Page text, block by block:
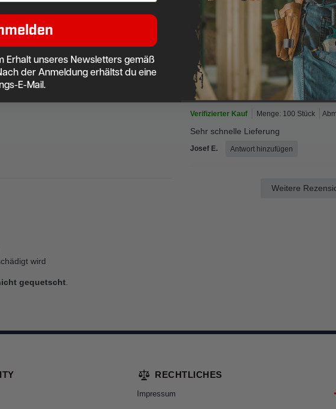
wird
gequetscht
Menge: 200 Stück
Alles top. Schnelle lieferung
Antwort hinzufügen
a
Verifizierter Kauf Menge: 100 Stück
Sehr schnelle Lieferung
Josef E. Antwort hinzufügen
Weitere
RECHTLICHES
Impressum
unseres Newsletters gemäß
der Anmeldung erhältst du eine
E-Mail.